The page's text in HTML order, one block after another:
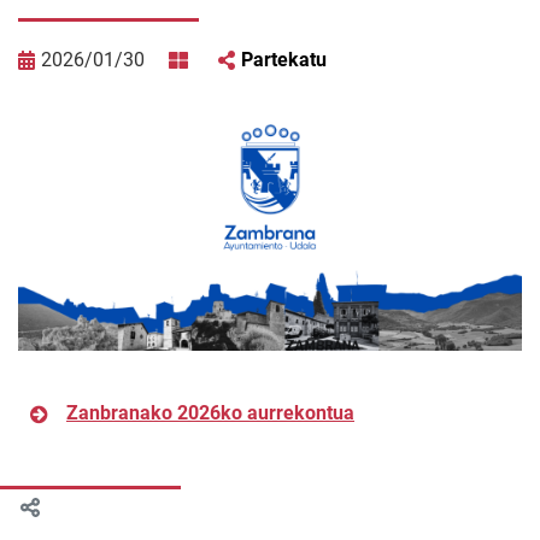
2026/01/30 Partekatu
Zanbranako 2026ko aurrekontua